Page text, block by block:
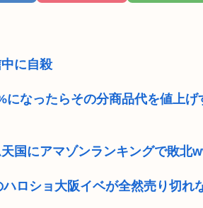
に自殺
になったらその分商品代を値上
天国にアマゾンランキングで敗
ロショ大阪イベが全然売り切れ